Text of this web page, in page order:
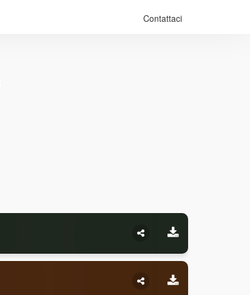
Contattaci